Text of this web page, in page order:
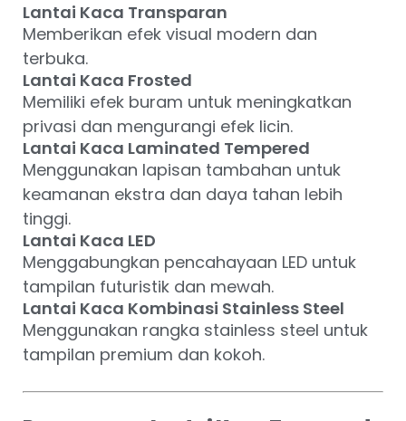
Lantai Kaca Transparan
Memberikan efek visual modern dan
terbuka.
Lantai Kaca Frosted
Memiliki efek buram untuk meningkatkan
privasi dan mengurangi efek licin.
Lantai Kaca Laminated Tempered
Menggunakan lapisan tambahan untuk
keamanan ekstra dan daya tahan lebih
tinggi.
Lantai Kaca LED
Menggabungkan pencahayaan LED untuk
tampilan futuristik dan mewah.
Lantai Kaca Kombinasi Stainless Steel
Menggunakan rangka stainless steel untuk
tampilan premium dan kokoh.